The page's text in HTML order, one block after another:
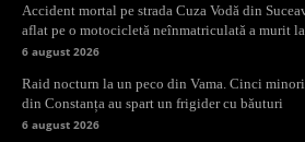
Accident mortal pe strada Cuza Vodă din
aflat pe o motocicletă neînmatriculată a murit
6 august 2026
Raid nocturn la un peco din Vama. Cinci
din Constanța au spart un frigider cu băuturi
6 august 2026